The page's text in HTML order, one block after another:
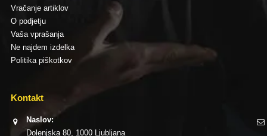
Vračanje artiklov
O podjetju
Vaša vprašanja
Ne najdem izdelka
Politika piškotkov
Kontakt
Naslov:
Dolenjska 80, 1000 Ljubljana